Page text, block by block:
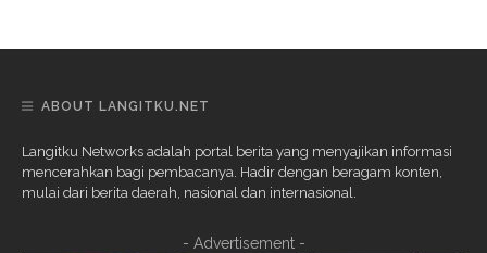
ABOUT LANGITKU.NET
Langitku Networks adalah portal berita yang menyajikan informasi
mencerahkan bagi pembacanya. Hadir dengan beragam konten,
mulai dari berita daerah, nasional dan internasional.
- Advertisement -